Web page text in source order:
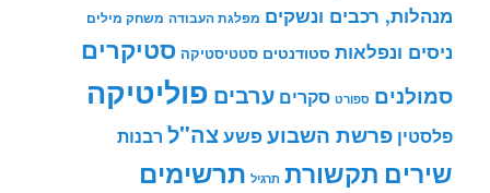
מנהלות, רכבים ונשקים מפלגת העבודה משחק מילים
ניסים ונפלאות סטודנטים סטטיסטיקה סטיקרים
סמולנים ספורט סקרים ערבים פוליטיקה
פלסטין פרשת השבועפשעצה"ל רבנות
שירים תקשורת תרגיל תרשימים